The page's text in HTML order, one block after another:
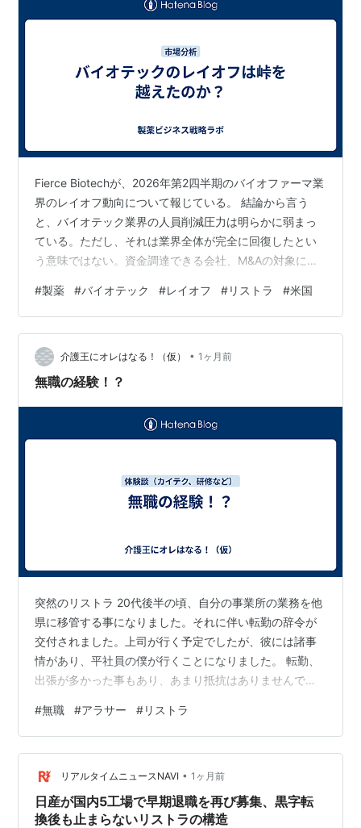
Fierce Biotechが、2026年第2四半期のバイオファーマ業
界のレイオフ動向について報じている。 結論から言う
と、バイオテック業界の人員削減圧力は明らかに弱まっ
ている。ただし、それは業界全体が完全に回復したとい
う意味ではない。資金調達できる会社、M&Aの対象にな
方で、前臨床・早期臨床の会社や、主要パイプラインで
失敗した会社には依然として厳しい環境が続いている。
レイオフ件数は大きく減少 Fierce Biotechによれば、
2026年4〜6月にレイオフを発表したバイオファーマ企業
は17社だった。これは2026年第1四半期の33社からほ…
#製薬 #バイオテック #レイオフ #リストラ #米国
介護王にオレはなる！（仮） • 1ヶ月前
無職の経験！？
突然のリストラ 20代後半の頃、自分の事業所の業務を他
県に移管する事になりました。それに伴い転勤の辞令が
交付されました。上司が行く予定でしたが、彼には諸事
情があり、平社員の僕が行くことになりました。 転勤、
出張が多かった事もあり、あまり抵抗はありませんでし
たので。転勤先でも同僚、先輩方に可愛がっていただ
き、楽しい期間を過ごしました。 1年後、移管も軌道に乗
り、地元に戻る事になりました。戻ったはいいのです
が、本来の自分の仕事を移管した為、居場所がありませ
ん。そこに、ＩＴバブルが弾けてしまい、世の中は不景
気となり、あちこちでリストラ（人員整理）の嵐…
#無職 #アラサー #リストラ
リアルタイムニュースNAVI • 1ヶ月前
日産が国内5工場で早期退職を再び募集、黒字転
換後も止まらないリストラの構造